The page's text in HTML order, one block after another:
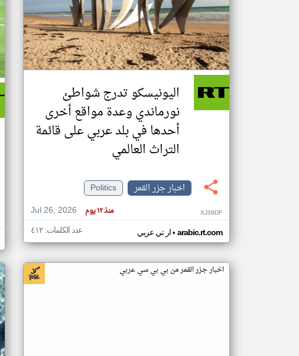
اليونيسكو تدرج شواطئ
نورماندي وعدة مواقع أخرى
أحدها في بلد عربي على قائمة
التراث العالمي
اخبار جزر القمر
Politics
Jul 26, 2026
منذ ١٢ يوم XJ39DF
ار تي عربي• arabic.rt.com عدد الكلمات: ٤١٢
اخبار جزر القمر من بي بي سي عربي